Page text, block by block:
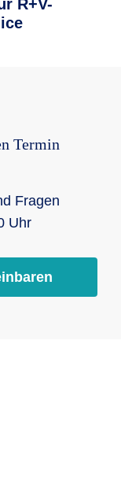
R+V-
Termin
Fragen
Uhr